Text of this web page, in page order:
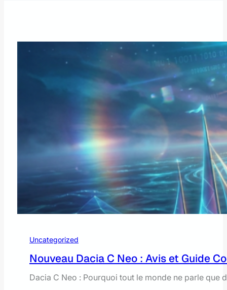
Uncategorized
Nouveau Dacia C Neo : Avis et Guide
Dacia C Neo : Pourquoi tout le monde ne parle que